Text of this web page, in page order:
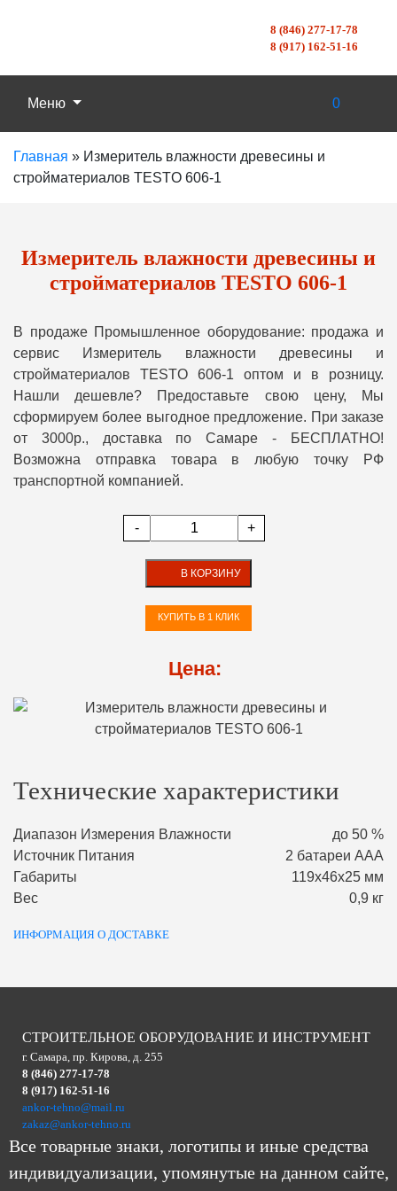
8 (846) 277-17-78
8 (917) 162-51-16
Меню 0
Главная » Измеритель влажности древесины и
стройматериалов TESTO 606-1
Измеритель влажности древесины и
стройматериалов TESTO 606-1
В продаже Промышленное оборудование: продажа и
сервис Измеритель влажности древесины и
стройматериалов TESTO 606-1 оптом и в розницу.
Нашли дешевле? Предоставьте свою цену, Мы
сформируем более выгодное предложение. При заказе
от 3000р., доставка по Самаре - БЕСПЛАТНО!
Возможна отправка товара в любую точку РФ
транспортной компанией.
- +
В КОРЗИНУ
КУПИТЬ В 1 КЛИК
Цена:
Технические характеристики
Диапазон Измерения Влажности
до 50 %
Источник Питания
2 батареи ААA
Габариты
119х46х25 мм
Вес
0,9 кг
ИНФОРМАЦИЯ О ДОСТАВКЕ
СТРОИТЕЛЬНОЕ ОБОРУДОВАНИЕ И ИНСТРУМЕНТ
г. Самара, пр. Кирова, д. 255
8 (846) 277-17-78
8 (917) 162-51-16
ankor-tehno@mail.ru
zakaz@ankor-tehno.ru
Все товарные знаки, логотипы и иные средства
индивидуализации, упомянутые на данном сайте,